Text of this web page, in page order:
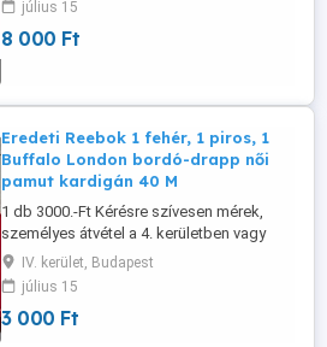
július 15
8 000 Ft
Eredeti Reebok 1 fehér, 1 piros, 1
Buffalo London bordó-drapp női
pamut kardigán 40 M
1 db 3000.-Ft Kérésre szívesen mérek,
személyes átvétel a 4. kerületben vagy
utalás után postázom.
IV. kerület, Budapest
július 15
3 000 Ft